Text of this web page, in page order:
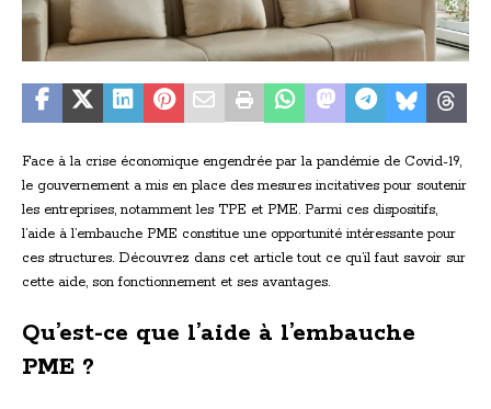
Face à la crise économique engendrée par la pandémie de Covid-19,
le gouvernement a mis en place des mesures incitatives pour soutenir
les entreprises, notamment les TPE et PME. Parmi ces dispositifs,
l’aide à l’embauche PME constitue une opportunité intéressante pour
ces structures. Découvrez dans cet article tout ce qu’il faut savoir sur
cette aide, son fonctionnement et ses avantages.
Qu’est-ce que l’aide à l’embauche
PME ?